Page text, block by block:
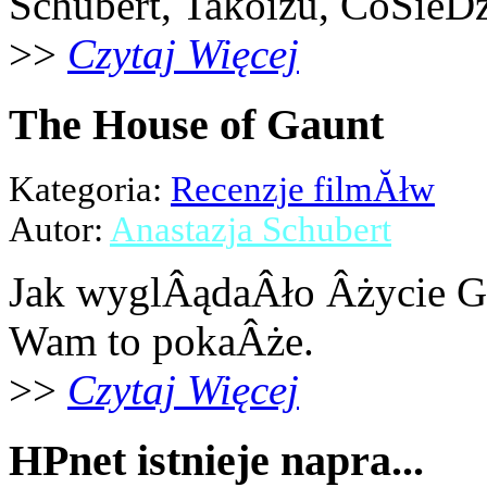
Teddy Lupin
wÂłasna postaĂŚ
>> Czytaj Więcej
The House of Gaunt
Kategoria: Recenzje filmĂłw
Autor: Anastazja Schubert
Jak wyglÂądaÂło Âżycie
Wam to pokaÂże.
>> Czytaj Więcej
HPnet istnieje napra...